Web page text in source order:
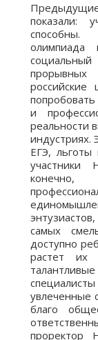
показали:
способны.
олимпиада
российские
и
реальности
индустриях.
ЕГЭ,
конечно,
самых
доступно
растет их
увлеченные
благо
проректор